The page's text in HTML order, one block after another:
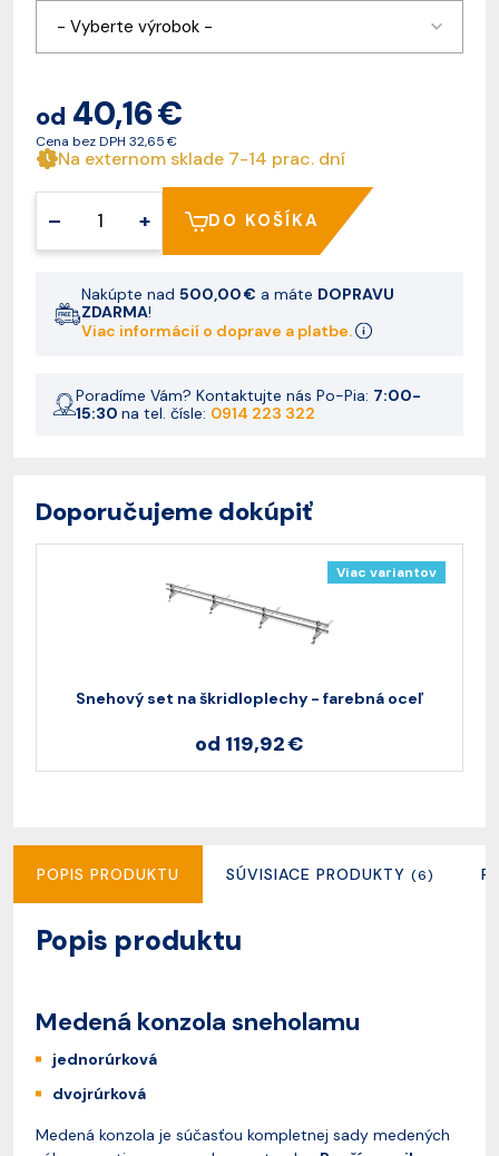
- Vyberte výrobok -
od 40,16 €
Cena bez DPH 32,65 €
Na externom sklade 7-14 prac. dní
– + DO KOŠÍKA
Nakúpte nad 500,00 € a máte DOPRAVU
ZDARMA!
Viac informácií o doprave a platbe.
Poradíme Vám? Kontaktujte nás Po-Pia: 7:00-
15:30 na tel. čísle: 0914 223 322
Doporučujeme dokúpiť
Viac variantov
Snehový set na škridloplechy - farebná oceľ
od 119,92 €
POPIS PRODUKTU SÚVISIACE PRODUKTY (6)
Popis produktu
Medená konzola sneholamu
jednorúrková
dvojrúrková
Medená konzola je súčasťou kompletnej sady medených